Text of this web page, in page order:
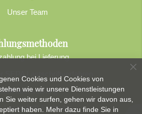
Unser Team
bei Lieferung
Lastschrift-Formular
Cookies und Cookies von
wie wir unsere Dienstleistungen
Sie weiter surfen, gehen wir davon aus,
haben. Mehr dazu finde Sie in